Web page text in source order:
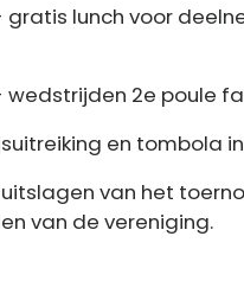
gratis lunch voor
wedstrijden 2e poule
en tombola
van het
van de vereniging.